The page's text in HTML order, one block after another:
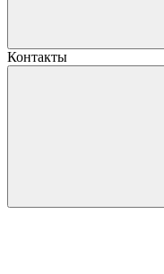
Контакты